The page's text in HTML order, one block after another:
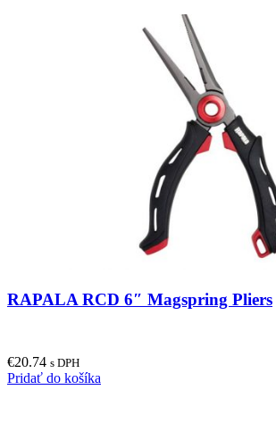
RAPALA RCD 6″ Magspring Pliers
€20.74 s DPH
Pridať do košíka